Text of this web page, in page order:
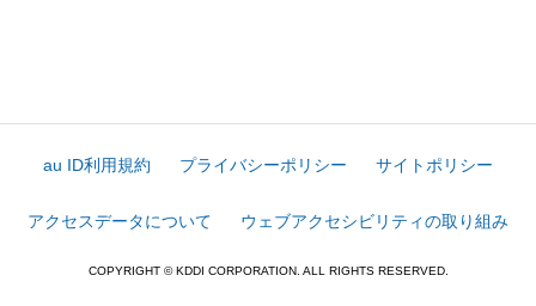
au ID利用規約 プライバシーポリシー サイトポリシー
アクセスデータについて ウェブアクセシビリティの取り組み
COPYRIGHT © KDDI CORPORATION. ALL RIGHTS RESERVED.